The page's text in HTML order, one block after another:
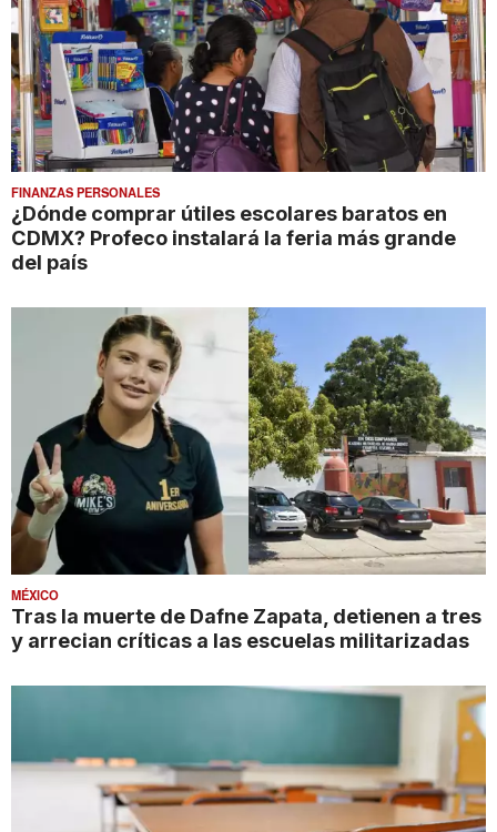
FINANZAS PERSONALES
¿Dónde comprar útiles escolares baratos en
CDMX? Profeco instalará la feria más grande
del país
MÉXICO
Tras la muerte de Dafne Zapata, detienen a tres
y arrecian críticas a las escuelas militarizadas